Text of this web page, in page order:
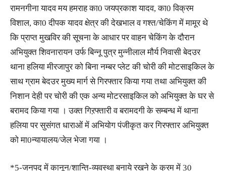
रामनगीना यादव मय हमराह का0 जयप्रकाश यादव, का0 विक्रम
विशाल, का0 दीपक यादव क्षेत्र की देखभाल व गश्त/चेकिंग में मामूर थे
कि प्राप्त मुखविर की सूचना के आधार पर वाहन चेकिंग के दौरान
अभियुक्त शिवनारायन उर्फ बिन्नू पुत्र मुन्नीलाल मौर्य निवासी बेदउर
थाना हलिया मीरजापुर को बिना नम्बर प्लेट की चोरी की मोटसाइकिल के
साथ ग्राम बेदउर मुख्य मार्ग से गिरफ्तार किया गया तथा अभियुक्त की
निशान देही पर चोरी की एक अन्य मोटरसाइकिल को अभियुक्त के घर से
बरामद किया गया । उक्त गिऱफ्तारी व बरामदगी के सम्बन्ध में थाना
हलिया पर सुसंगत धाराओं में अभियोग पंजीकृत कर गिरफ्तार अभियुक्त
को मा0न्यायालय/जेल भेजा गया ।
*5-जनपद में कानून/शान्ति-व्यवस्था बनाये रखने के क्रम में 30